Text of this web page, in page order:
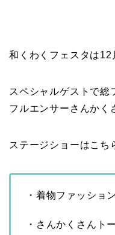
和くわくフェスタは12
スペシャルゲストで総
フルエンサーさんかく
ステージショーはこち
・着物ファッショ
・さんかくさん